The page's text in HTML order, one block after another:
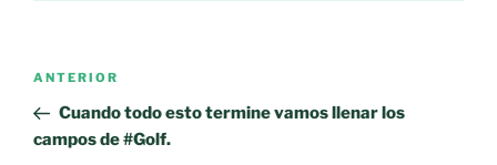
Navegación
entradas
Entrada
anterior:
ANTERIOR
Cuando todo esto termine vamos llenar los
campos de #Golf.